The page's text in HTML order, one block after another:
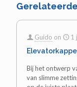
Guido on
1
Bij het ontwerp
van slimme